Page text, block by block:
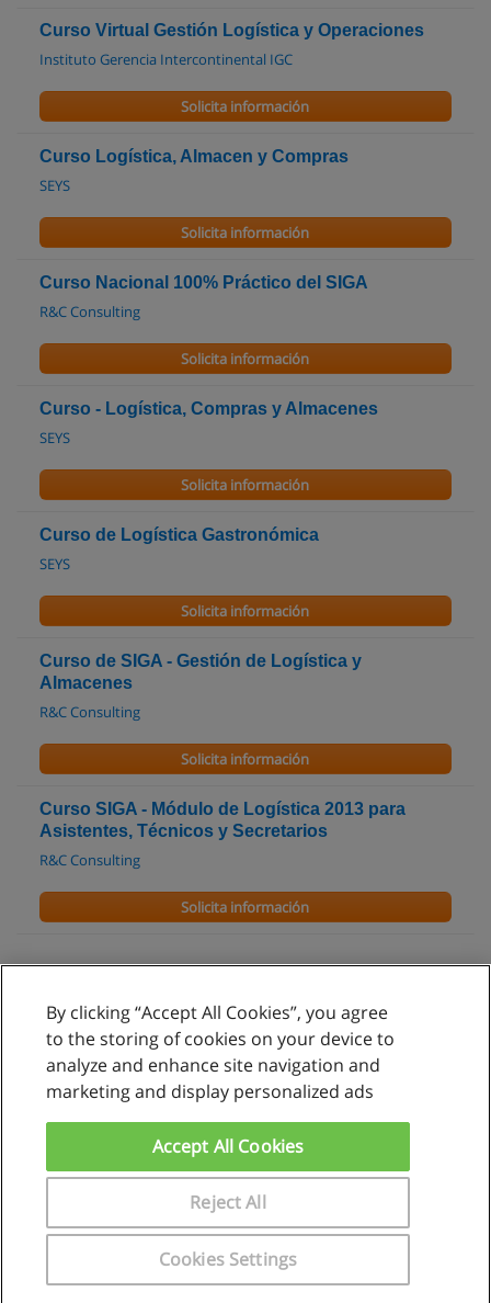
Curso Virtual Gestión Logística y Operaciones
Instituto Gerencia Intercontinental IGC
Solicita información
Curso Logística, Almacen y Compras
SEYS
Solicita información
Curso Nacional 100% Práctico del SIGA
R&C Consulting
Solicita información
Curso - Logística, Compras y Almacenes
SEYS
Solicita información
Curso de Logística Gastronómica
SEYS
Solicita información
Curso de SIGA - Gestión de Logística y
Almacenes
R&C Consulting
Solicita información
Curso SIGA - Módulo de Logística 2013 para
Asistentes, Técnicos y Secretarios
R&C Consulting
Solicita información
Reglas de uso
Privacidad de datos
www.educaedu.com.pe
By clicking “Accept All Cookies”, you agree
to the storing of cookies on your device to
analyze and enhance site navigation and
marketing and display personalized ads
Cookies Settings
Reject All
Accept All Cookies